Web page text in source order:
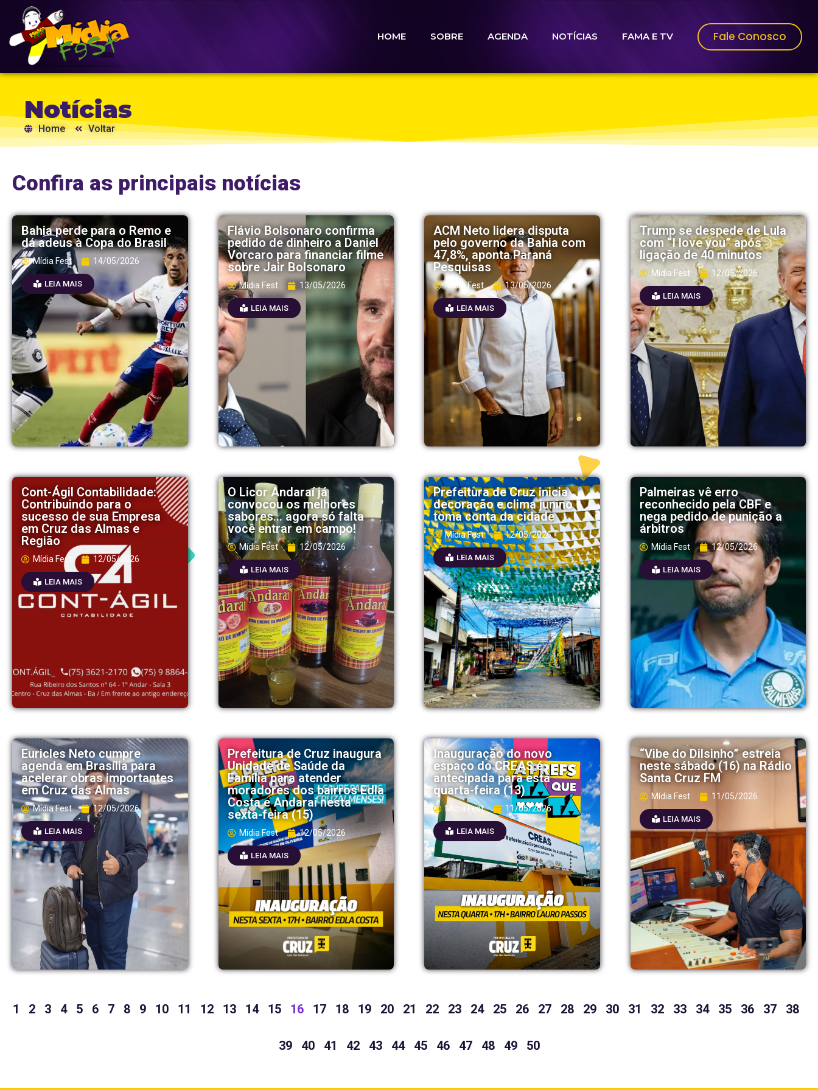
HOME SOBRE AGENDA NOTÍCIAS FAMA E TV Fale Conosco
Notícias
Home Voltar
Confira as principais notícias
Bahia perde para o Remo e
dá adeus à Copa do Brasil
Mídia Fest 14/05/2026
LEIA MAIS
Flávio Bolsonaro confirma
pedido de dinheiro a Daniel
Vorcaro para financiar filme
sobre Jair Bolsonaro
Mídia Fest 13/05/2026
LEIA MAIS
ACM Neto lidera disputa
pelo governo da Bahia com
47,8%, aponta Paraná
Pesquisas
Mídia Fest 13/05/2026
LEIA MAIS
Trump se despede de Lula
com “I love you” após
ligação de 40 minutos
Mídia Fest 12/05/2026
LEIA MAIS
Cont-Ágil Contabilidade:
Contribuindo para o
sucesso de sua Empresa
em Cruz das Almas e
Região
Mídia Fest 12/05/2026
LEIA MAIS
O Licor Andaraí já
convocou os melhores
sabores… agora só falta
você entrar em campo!
Mídia Fest 12/05/2026
LEIA MAIS
Prefeitura de Cruz inicia
decoração e clima junino
toma conta da cidade
Mídia Fest 12/05/2026
LEIA MAIS
Palmeiras vê erro
reconhecido pela CBF e
nega pedido de punição a
árbitros
Mídia Fest 12/05/2026
LEIA MAIS
Euricles Neto cumpre
agenda em Brasília para
acelerar obras importantes
em Cruz das Almas
Mídia Fest 12/05/2026
LEIA MAIS
Prefeitura de Cruz inaugura
Unidade de Saúde da
Família para atender
moradores dos bairros Edla
Costa e Andaraí nesta
sexta-feira (15)
Mídia Fest 12/05/2026
LEIA MAIS
Inauguração do novo
espaço do CREAS é
antecipada para esta
quarta-feira (13)
Mídia Fest 11/05/2026
LEIA MAIS
“Vibe do Dilsinho” estreia
neste sábado (16) na Rádio
Santa Cruz FM
Mídia Fest 11/05/2026
LEIA MAIS
1 2 3 4 5 6 7 8 9 10 11 12 13 14 15 16 17 18 19 20 21 22 23 24 25 26 27 28 29 30 31 32 33 34 35 36 37 38
39 40 41 42 43 44 45 46 47 48 49 50